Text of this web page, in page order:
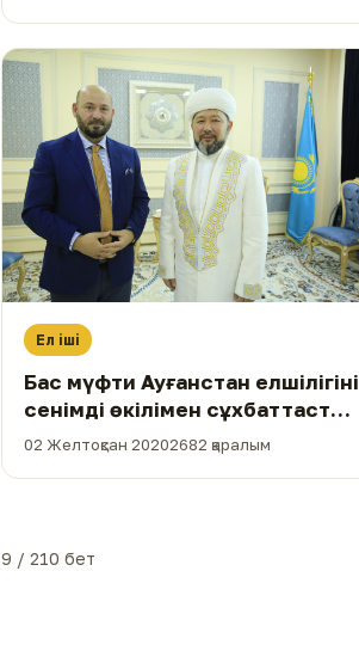
Ел іші
Бас мүфти Ауғанстан елшілігінің
сенімді өкілімен сұхбаттасты
(ФОТО)
02 Желтоқсан 20202682 қаралым
9 / 210 бет